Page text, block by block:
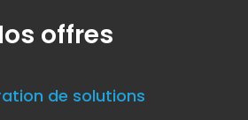
offres
de solutions